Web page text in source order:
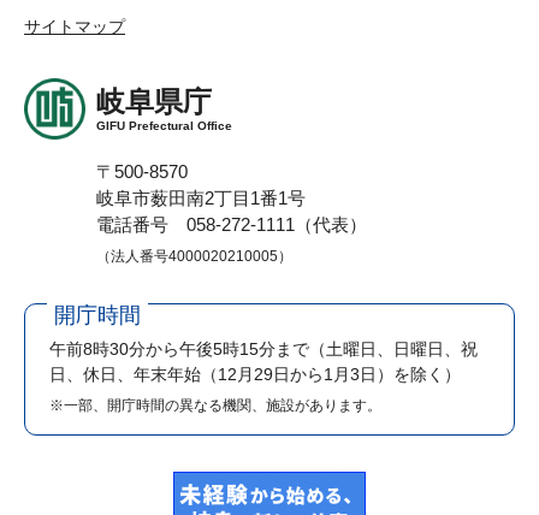
サイトマップ
岐阜県庁
GIFU Prefectural Office
〒500-8570
岐阜市薮田南2丁目1番1号
電話番号 058-272-1111（代表）
（法人番号4000020210005）
開庁時間
午前8時30分から午後5時15分まで （土曜日、日曜日、祝
日、休日、年末年始（12月29日から1月3日）を除く）
※一部、開庁時間の異なる機関、施設があります。